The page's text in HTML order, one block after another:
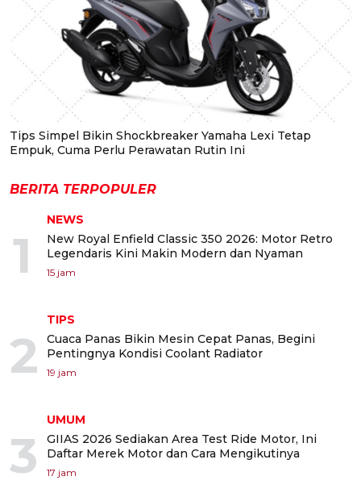
Tips Simpel Bikin Shockbreaker Yamaha Lexi Tetap
Empuk, Cuma Perlu Perawatan Rutin Ini
BERITA TERPOPULER
1
NEWS
New Royal Enfield Classic 350 2026: Motor Retro
Legendaris Kini Makin Modern dan Nyaman
15 jam
2
TIPS
Cuaca Panas Bikin Mesin Cepat Panas, Begini
Pentingnya Kondisi Coolant Radiator
19 jam
3
UMUM
GIIAS 2026 Sediakan Area Test Ride Motor, Ini
Daftar Merek Motor dan Cara Mengikutinya
17 jam